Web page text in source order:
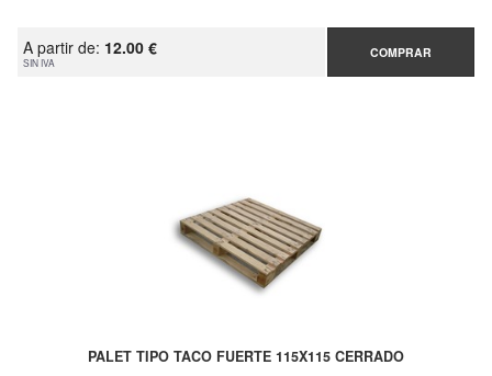
A partir de: 12.00 €
SIN IVA
COMPRAR
PALET TIPO TACO FUERTE 115X115 CERRADO